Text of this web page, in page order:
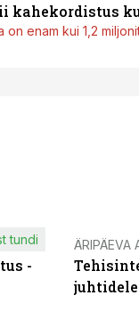
kahekordistus
on enam kui 1,2
-
tundi ÄRIPÄEVA